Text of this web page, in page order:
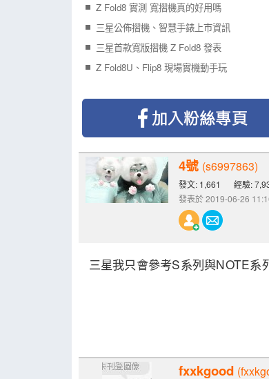
Z Fold8 實測 寬摺機真的好用嗎
三星公佈摺機、智慧手錶上市資訊
三星首款寬版摺機 Z Fold8 發表
Z Fold8U、Flip8 現場實機動手玩
4號 (s6997863)
發文: 1,661
經驗:
發表於 2019-06-26
三星我只會參考S系列與NOTE系
fxxkgood